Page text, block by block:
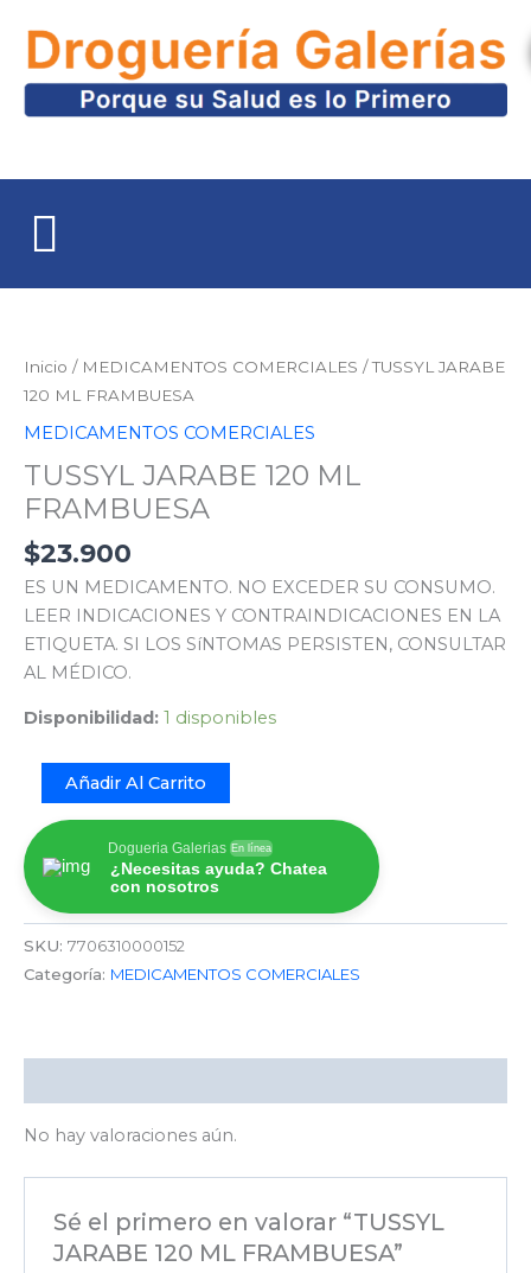
contenido
Inicio / MEDICAMENTOS COMERCIALES / TUSSYL JARABE
120 ML FRAMBUESA
MEDICAMENTOS COMERCIALES
TUSSYL JARABE 120 ML
FRAMBUESA
$23.900
ES UN MEDICAMENTO. NO EXCEDER SU CONSUMO.
LEER INDICACIONES Y CONTRAINDICACIONES EN LA
ETIQUETA. SI LOS SíNTOMAS PERSISTEN, CONSULTAR
AL MÉDICO.
Disponibilidad: 1 disponibles
120
ML
cantidad
Añadir Al Carrito
Dogueria Galerias En línea
¿Necesitas ayuda? Chatea
con nosotros
SKU: 7706310000152
Categoría: MEDICAMENTOS COMERCIALES
No hay valoraciones aún.
Sé el primero en valorar “TUSSYL
JARABE 120 ML FRAMBUESA”